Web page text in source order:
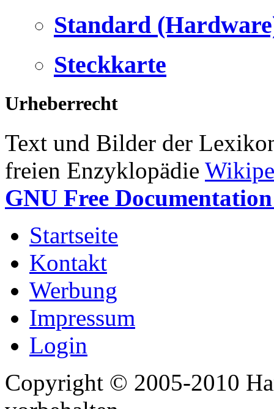
Standard
Steckkarte
Urheberrecht
Text und Bilder der
freien Enzyklopädie
GNU Free
Startseite
Kontakt
Werbung
Impressum
Login
Copyright © 2005-2010